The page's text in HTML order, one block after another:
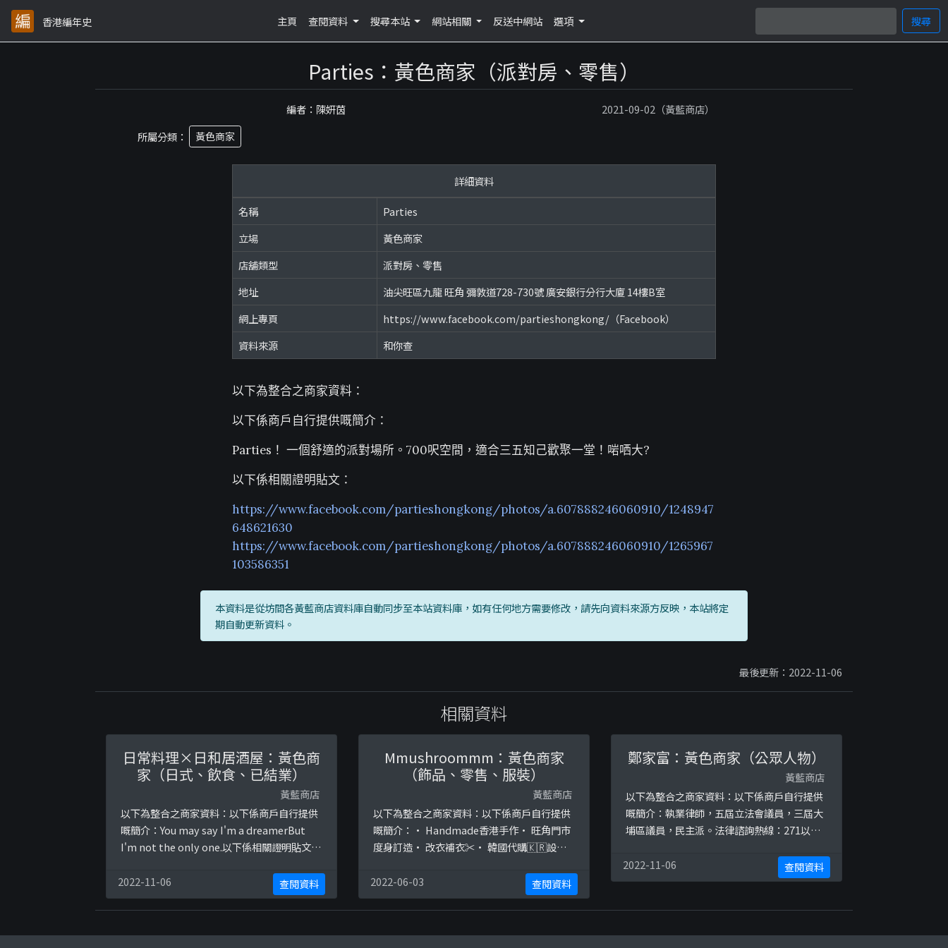
香港編年史 主頁 查閱資料 搜尋本站 網站相關 反送中網站 選項 搜尋
Parties：黃色商家（派對房、零售）
編者：陳妍茵
2021-09-02（黃藍商店）
所屬分類：
黃色商家
詳細資料
名稱
Parties
立場
黃色商家
店舖類型
派對房、零售
地址
油尖旺區九龍 旺角 彌敦道728-730號 廣安銀行分行大廈 14樓B室
網上專頁
https://www.facebook.com/partieshongkong/（Facebook）
資料來源
和你查
以下為整合之商家資料：
以下係商戶自行提供嘅簡介：
Parties！ 一個舒適的派對場所。700呎空間，適合三五知己歡聚一堂！啱哂大?
以下係相關證明貼文：
https://www.facebook.com/partieshongkong/photos/a.607888246060910/1248947
648621630
https://www.facebook.com/partieshongkong/photos/a.607888246060910/1265967
103586351
本資料是從坊間各黃藍商店資料庫自動同步至本站資料庫，如有任何地方需要修改，請先向資料來源方反映，本站將定
期自動更新資料。
最後更新：2022-11-06
相關資料
日常料理×日和居酒屋：黃色商
家（日式、飲食、已結業）
黃藍商店
以下為整合之商家資料：以下係商戶自行提供
嘅簡介：You may say I'm a dreamerBut
I'm not the only one.以下係相關證明貼文：
photos/a.106663314104088/13453710131
6709
2022-11-06 查閱資料
Mmushroommm：黃色商家
（飾品、零售、服裝）
黃藍商店
以下為整合之商家資料：以下係商戶自行提供
嘅簡介：· Handmade香港手作· 旺角門市
度身訂造· 改衣補衣✂️· 韓國代購🇰🇷設有
@paperworks_products 澳門高士德🇭🇰
@handmaderoombywonderlandh 荔枝角
以下係相關證明貼文：
2022-06-03 查閱資料
鄭家富：黃色商家（公眾人物）
黃藍商店
以下為整合之商家資料：以下係商戶自行提供
嘅簡介：執業律師，五屆立法會議員，三屆大
埔區議員，民主派。法律諮詢熱線：271以下
https://www.facebook.com/andrew.chen
g.37/posts/2300932786616182https://ww
2374992749210185https ...
2022-11-06 查閱資料